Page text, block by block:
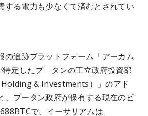
する電力も少なくて済むとされてい
の追跡プラットフォーム「アーカム
特定したブータンの王立政府投資部
& Investments）」のアド
、ブータン政府が保有する現在のビ
で、イーサリアムは